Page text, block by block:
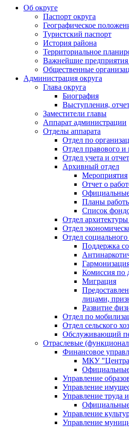
Об округе
Паспорт округа
Географическое
Туристский паспорт
История района
Территориальное
Важнейшие предприятия
Общественные
Администрация округа
Глава округа
Биография
Выступления,
Заместители главы
Аппарат администрации
Отделы аппарата
Отдел по
Отдел правового и
Отдел учета и
Архивный отдел
Мероприятия
Отчет о
Планы
Список
Отдел архитектуры
Отдел
Отдел социального
Поддержка
Комиссия по
Миграция
лицами,
Развитие
Отдел по
Отдел сельского
Обслуживающий
Отраслевые
Финансовое
МКУ
Управление
Управление
Управление труда
Управление
Управление